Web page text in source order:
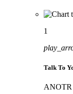
1
Talk To
ANOTR